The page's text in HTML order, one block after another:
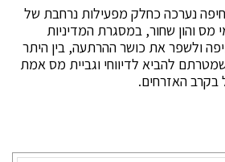
נערכה כחלק מפעילות נרחבת של
והון שחור, במסגרת המדיניות
ולשפר את כושר ההרתעה, בין היתר
להביא לדיווחי וגביית מס אמת
בקרב האזרחים.